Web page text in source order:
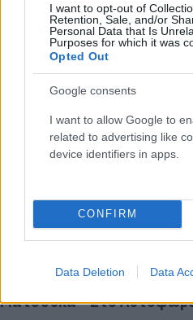
I want to opt-out of
Retention, Sale, and/or
Personal Data that Is
Purposes for which it was
Opted Out
Google consents
I want to allow Google to
related to advertising like
device identifiers in apps.
CONFIRM
Data Deletion Data
τις κλήσεις της Τροχαίας.
20.11.2025 15:02
Ποινική δίωξη για τρία
Ματσούκα - Στο